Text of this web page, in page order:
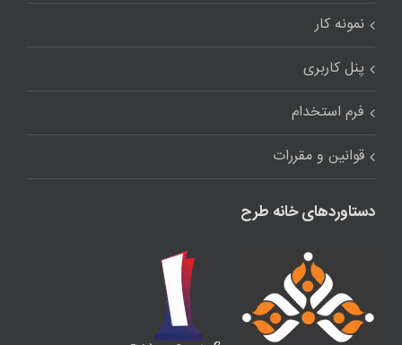
نمونه کار
پنل کاربری
فرم استخدام
قوانین و مقررات
دستاوردهای خانه طرح